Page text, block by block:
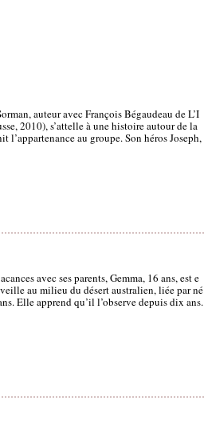
auteur avec François Bégaudeau de L’I
2010), s’attelle à une histoire autour de la
l’appartenance au groupe. Son héros Joseph,
avec ses parents, Gemma, 16 ans, est e
au milieu du désert australien, liée par né
Elle apprend qu’il l’observe depuis dix ans.